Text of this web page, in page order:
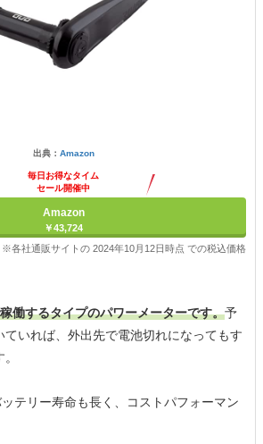
出典： Amazon
毎日お得なタイム
セール開催中
Amazon
￥43,724
※各社通販サイトの 2024年10月12日時点 での税込価格
働するタイプのパワーメーターです。予
いれば、外出先で電池切れになってもす
テリー寿命も長く、コストパフォーマン